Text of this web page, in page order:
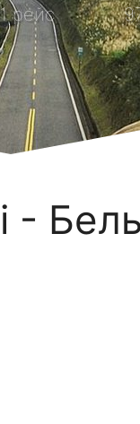
рейс
-